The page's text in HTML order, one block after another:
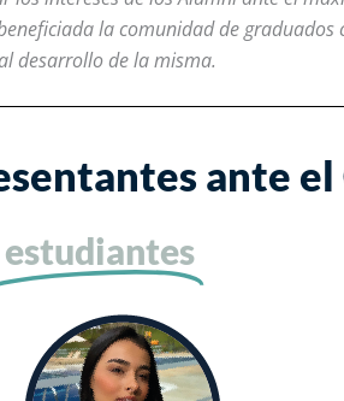
la comunidad de graduados
desarrollo de la misma.
ante
estudiantes